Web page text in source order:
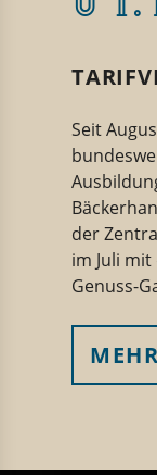
Seit
der
im Juli
Genuss-